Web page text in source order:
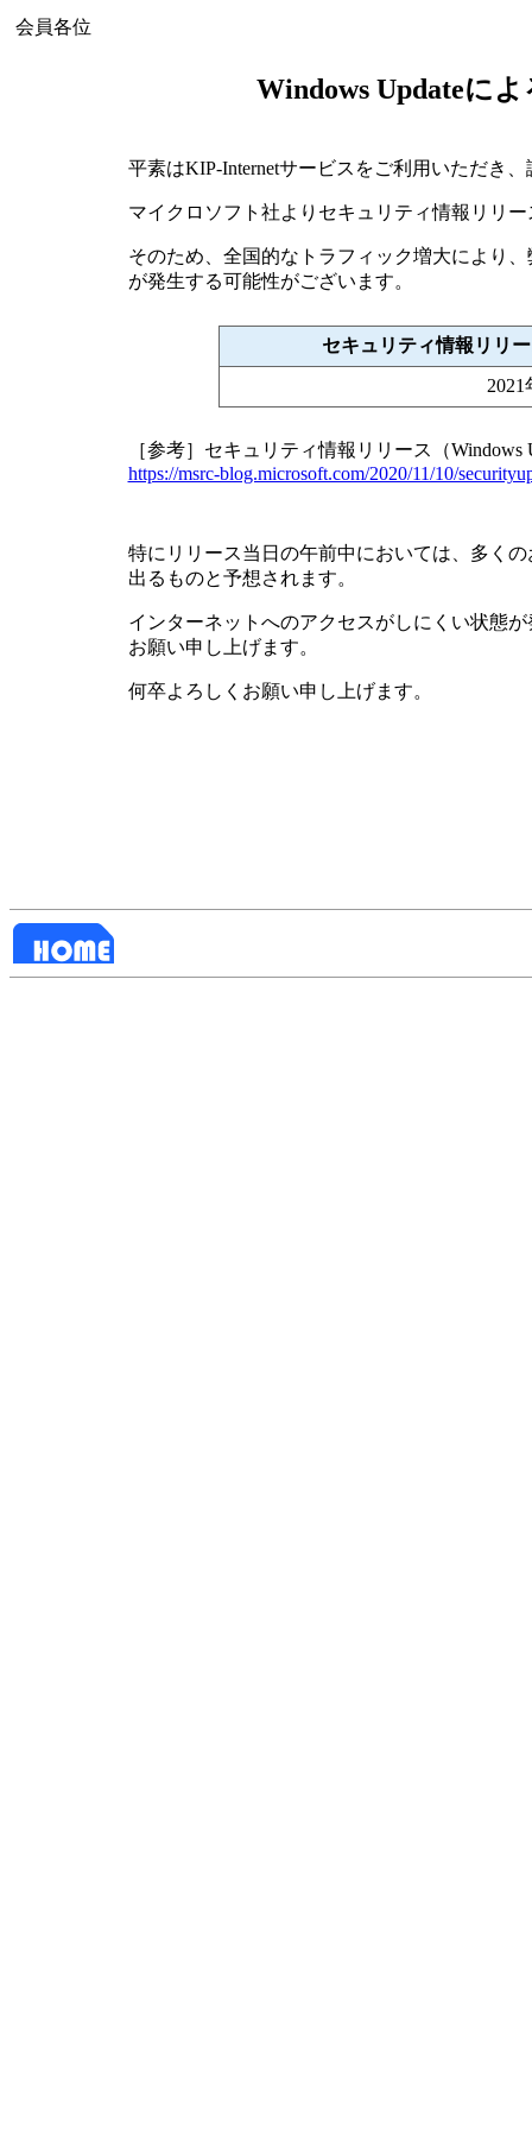
会員各位
Windows Updateに
平素はKIP-Internetサービスをご利用いただき
マイクロソフト社よりセキュリティ情報リリ
そのため、全国的なトラフィック増大により
が発生する可能性がございます。
セキュリティ情報リリ
［参考］セキュリティ情報リリース（Windows
https://msrc-blog.microsoft.com/2020/11/10/
特にリリース当日の午前中においては、多く
出るものと予想されます。
インターネットへのアクセスがしにくい状態
お願い申し上げます。
何卒よろしくお願い申し上げます。